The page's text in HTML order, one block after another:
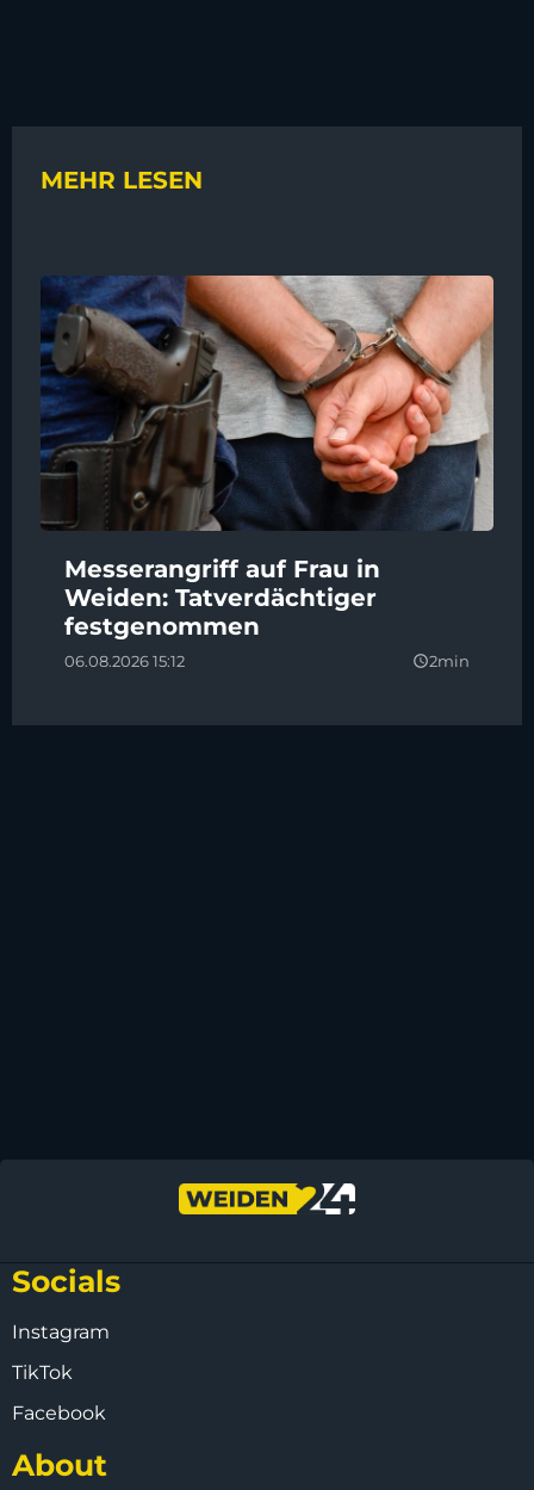
MEHR LESEN
Messerangriff auf Frau in
Weiden: Tatverdächtiger
festgenommen
06.08.2026 15:12 query_builder2min
Socials
Instagram
TikTok
Facebook
About